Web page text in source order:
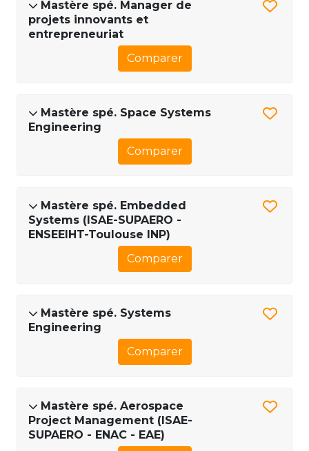
Mastère spé. Manager de
projets innovants et
entrepreneuriat
Comparer
Mastère spé. Space Systems
Engineering
Comparer
Mastère spé. Embedded
Systems (ISAE-SUPAERO -
ENSEEIHT-Toulouse INP)
Comparer
Mastère spé. Systems
Engineering
Comparer
Mastère spé. Aerospace
Project Management (ISAE-
SUPAERO - ENAC - EAE)